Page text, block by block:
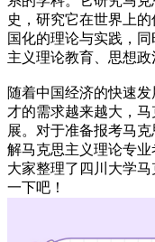
史，研究它在世界上
国化的理论与实践，
主义理论教育、思想政
随着中国经济的快速
才的需求越来越大，
展。对于准备报考马
解马克思主义理论专
大家整理了四川大学
一下吧！